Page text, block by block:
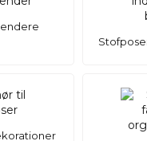
lag.
med snorlukning
på forskellige
med logo
for dit brand! Investér i
forskellen allerede